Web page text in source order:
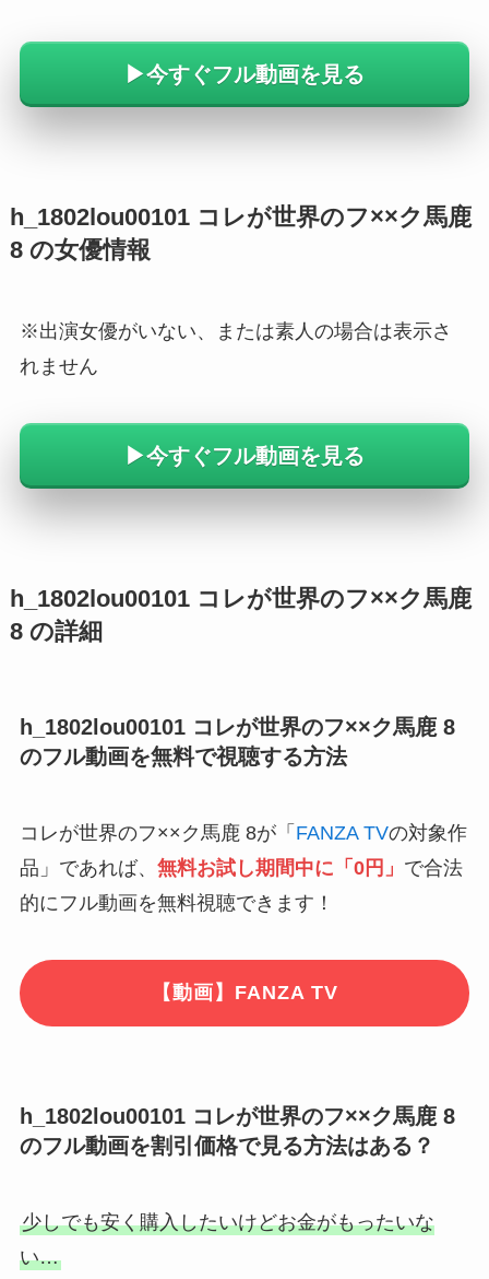
▶︎今すぐフル動画を見る
h_1802lou00101 コレが世界のフ××ク馬鹿
8 の女優情報
※出演女優がいない、または素人の場合は表示さ
れません
▶︎今すぐフル動画を見る
h_1802lou00101 コレが世界のフ××ク馬鹿
8 の詳細
h_1802lou00101 コレが世界のフ××ク馬鹿 8
のフル動画を無料で視聴する方法
コレが世界のフ××ク馬鹿 8が「 FANZA TVの対象作
品」であれば、 無料お試し期間中に「0円」 で合法
的にフル動画を無料視聴できます！
【動画】FANZA TV
h_1802lou00101 コレが世界のフ××ク馬鹿 8
のフル動画を割引価格で見る方法はある？
少しでも安く購入したいけどお金がもったいな
い…